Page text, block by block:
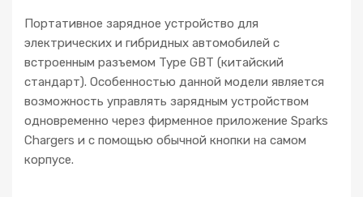
Портативное зарядное устройство для
электрических и гибридных автомобилей с
встроенным разъемом Type GBT (китайский
стандарт). Особенностью данной модели является
возможность управлять зарядным устройством
одновременно через фирменное приложение Sparks
Chargers и с помощью обычной кнопки на самом
корпусе.